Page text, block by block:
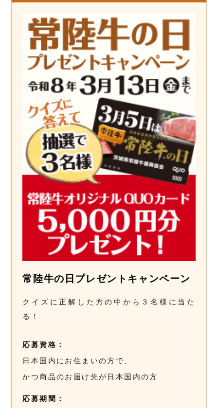
常陸牛の日プレゼントキャンペーン
クイズに正解した方の中から３名様に当た
る！
応募資格
日本国内にお住まいの方で、
かつ商品のお届け先が日本国内の方
応募期間